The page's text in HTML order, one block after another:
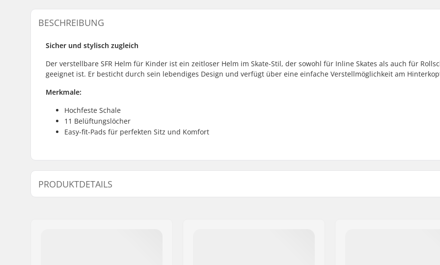
BESCHREIBUNG
Sicher und stylisch zugleich
Der verstellbare SFR Helm für Kinder ist ein zeitloser Helm im Skate-Stil, der sowohl für Inline Skates als auch für
geeignet ist. Er besticht durch sein lebendiges Design und verfügt über eine einfache Verstellmöglichkeit am
Merkmale:
Hochfeste Schale
11 Belüftungslöcher
Easy-fit-Pads für perfekten Sitz und Komfort
PRODUKTDETAILS